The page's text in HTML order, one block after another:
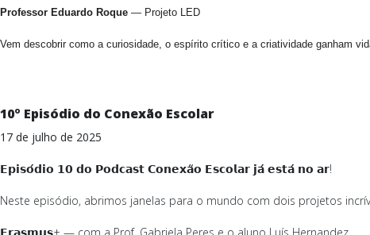
Professor Eduardo Roque — Projeto LED
Vem descobrir como a curiosidade, o espírito crítico e a criatividade ganham
10º Episódio do Conexão Escolar
17 de julho de 2025
𝗘𝗽𝗶𝘀𝗼́𝗱𝗶𝗼 𝟭𝟬 𝗱𝗼 𝗣𝗼𝗱𝗰𝗮𝘀𝘁 𝗖𝗼𝗻𝗲𝘅𝗮̃𝗼 𝗘𝘀𝗰𝗼𝗹𝗮𝗿 𝗷𝗮́ 𝗲𝘀𝘁𝗮́ 𝗻𝗼 𝗮𝗿!
Neste episódio, abrimos janelas para o mundo com dois projetos